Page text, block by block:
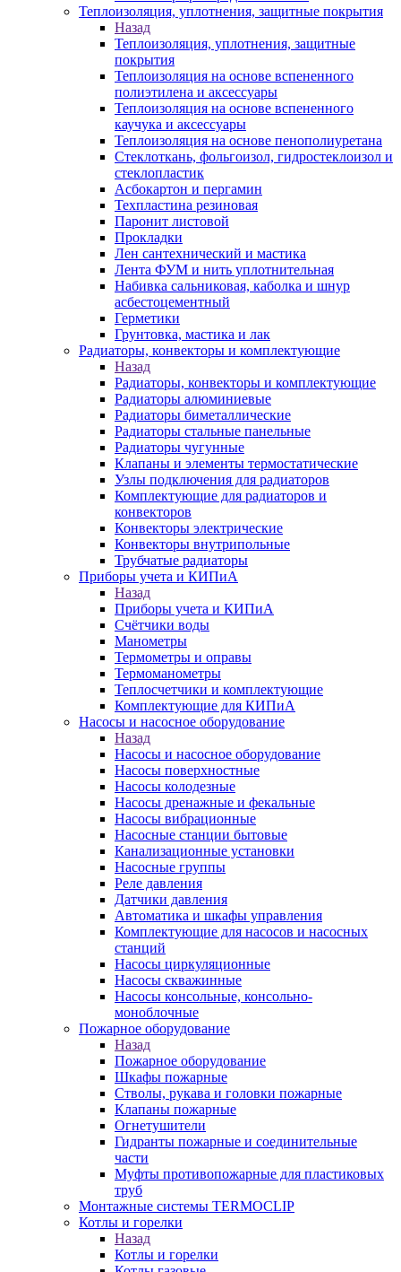
Теплоизоляция, уплотнения, защитные покрытия
Назад
Теплоизоляция, уплотнения, защитные
покрытия
Теплоизоляция на основе вспененного
полиэтилена и аксессуары
Теплоизоляция на основе вспененного
каучука и аксессуары
Теплоизоляция на основе пенополиуретана
Стеклоткань, фольгоизол, гидростеклоизол и
стеклопластик
Асбокартон и пергамин
Техпластина резиновая
Паронит листовой
Прокладки
Лен сантехнический и мастика
Лента ФУМ и нить уплотнительная
Набивка сальниковая, каболка и шнур
асбестоцементный
Герметики
Грунтовка, мастика и лак
Радиаторы, конвекторы и комплектующие
Назад
Радиаторы, конвекторы и комплектующие
Радиаторы алюминиевые
Радиаторы биметаллические
Радиаторы стальные панельные
Радиаторы чугунные
Клапаны и элементы термостатические
Узлы подключения для радиаторов
Комплектующие для радиаторов и
конвекторов
Конвекторы электрические
Конвекторы внутрипольные
Трубчатые радиаторы
Приборы учета и КИПиА
Назад
Приборы учета и КИПиА
Счётчики воды
Манометры
Термометры и оправы
Термоманометры
Теплосчетчики и комплектующие
Комплектующие для КИПиА
Насосы и насосное оборудование
Назад
Насосы и насосное оборудование
Насосы поверхностные
Насосы колодезные
Насосы дренажные и фекальные
Насосы вибрационные
Насосные станции бытовые
Канализационные установки
Насосные группы
Реле давления
Датчики давления
Автоматика и шкафы управления
Комплектующие для насосов и насосных
станций
Насосы циркуляционные
Насосы скважинные
Насосы консольные, консольно-
моноблочные
Пожарное оборудование
Назад
Пожарное оборудование
Шкафы пожарные
Стволы, рукава и головки пожарные
Клапаны пожарные
Огнетушители
Гидранты пожарные и соединительные
части
Муфты противопожарные для пластиковых
труб
Монтажные системы TERMOCLIP
Котлы и горелки
Назад
Котлы и горелки